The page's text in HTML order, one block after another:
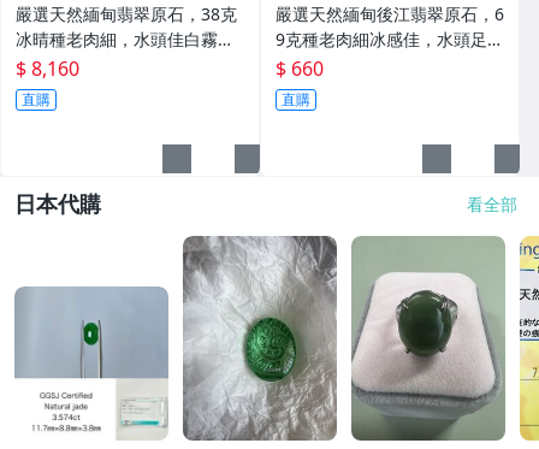
嚴選天然緬甸翡翠原石，38克
冰晴種老肉細，水頭佳白霧層
美，適合收藏與把玩 38 克 翡
翠 原石
$ 8,160
直購
嚴選天然緬甸後江翡翠原石，6
9克種老肉細冰感佳，水頭足裂
隙多，適合收藏 翡翠原石 緬甸
後江 69克
$ 660
直購
日本代購 看全部